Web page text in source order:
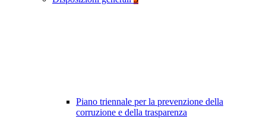
Piano triennale per la prevenzione della
corruzione e della trasparenza